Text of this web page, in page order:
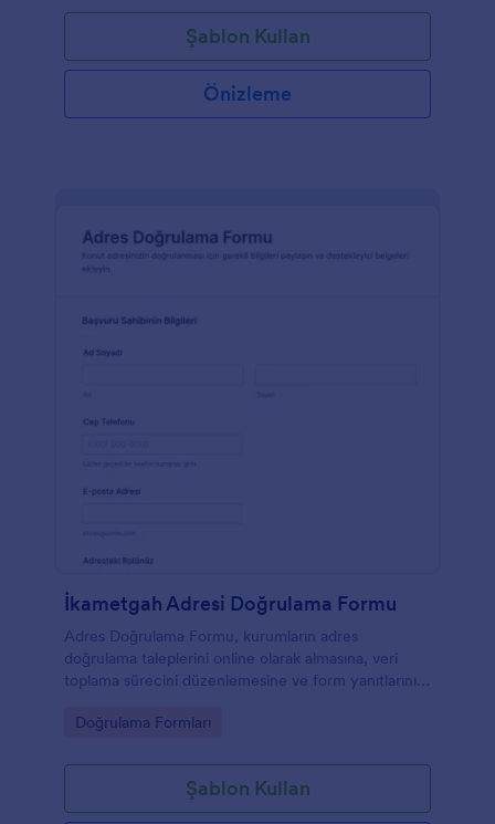
Şablon Kullan
Önizleme
İkametgah Adresi Doğrulama Formu
Adres Doğrulama Formu, kurumların adres
doğrulama taleplerini online olarak almasına, veri
toplama sürecini düzenlemesine ve form yanıtlarını
Go to Category:
Doğrulama Formları
Şablon Kullan